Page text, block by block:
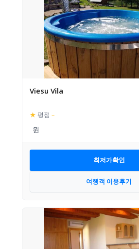
Viesu Vila
★ 평점 –
최저가확인
여행객 이용후기